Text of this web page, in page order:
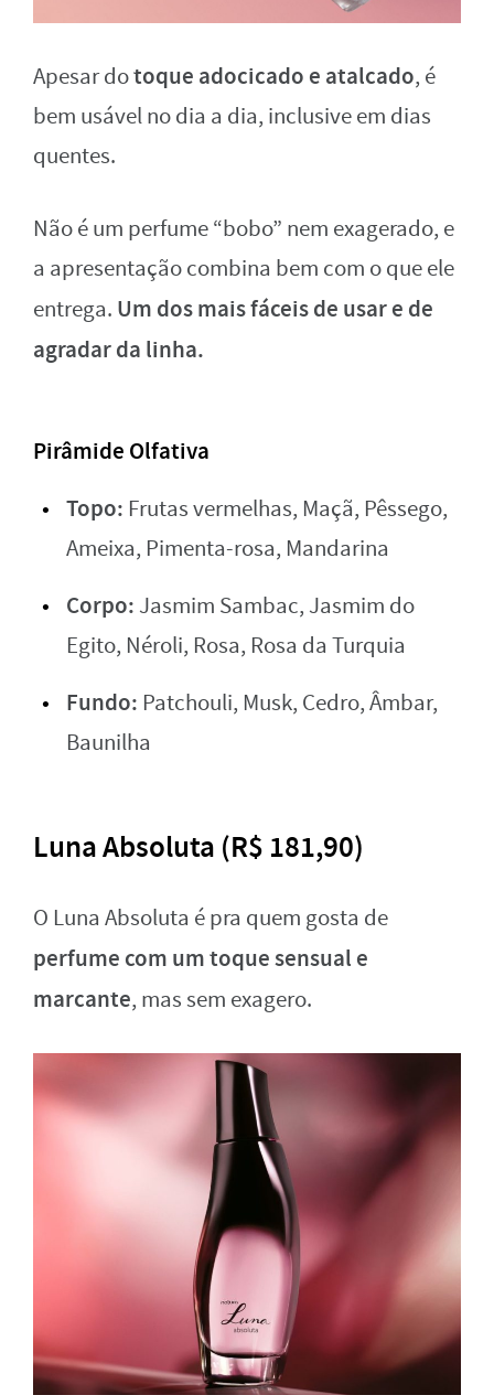
Apesar dotoque adocicado e atalcado, é
bem usável no dia a dia, inclusive em dias
quentes.
Não é um perfume “bobo” nem exagerado, e
a apresentação combina bem com o que ele
entrega. Um dos mais fáceis de usar e de
agradar da linha.
Pirâmide Olfativa
Topo: Frutas vermelhas, Maçã, Pêssego,
Ameixa, Pimenta-rosa, Mandarina
Corpo: Jasmim Sambac, Jasmim do
Egito, Néroli, Rosa, Rosa da Turquia
Fundo: Patchouli, Musk, Cedro, Âmbar,
Baunilha
Luna Absoluta (R$ 181,90)
O Luna Absoluta é pra quem gosta de
perfume com um toque sensual e
marcante, mas sem exagero.